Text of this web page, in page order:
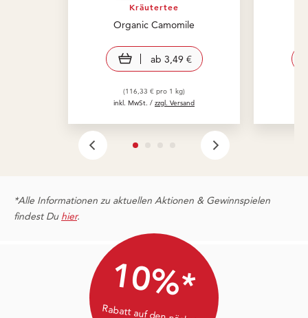
Kräutertee
Organic Camomile
view product
ab 3,49 €
(116,33 € pro 1 kg)
inkl. MwSt. / zzgl. Versand
*Alle Informationen zu aktuellen Aktionen & Gewinnspielen
findest Du hier.
10%*